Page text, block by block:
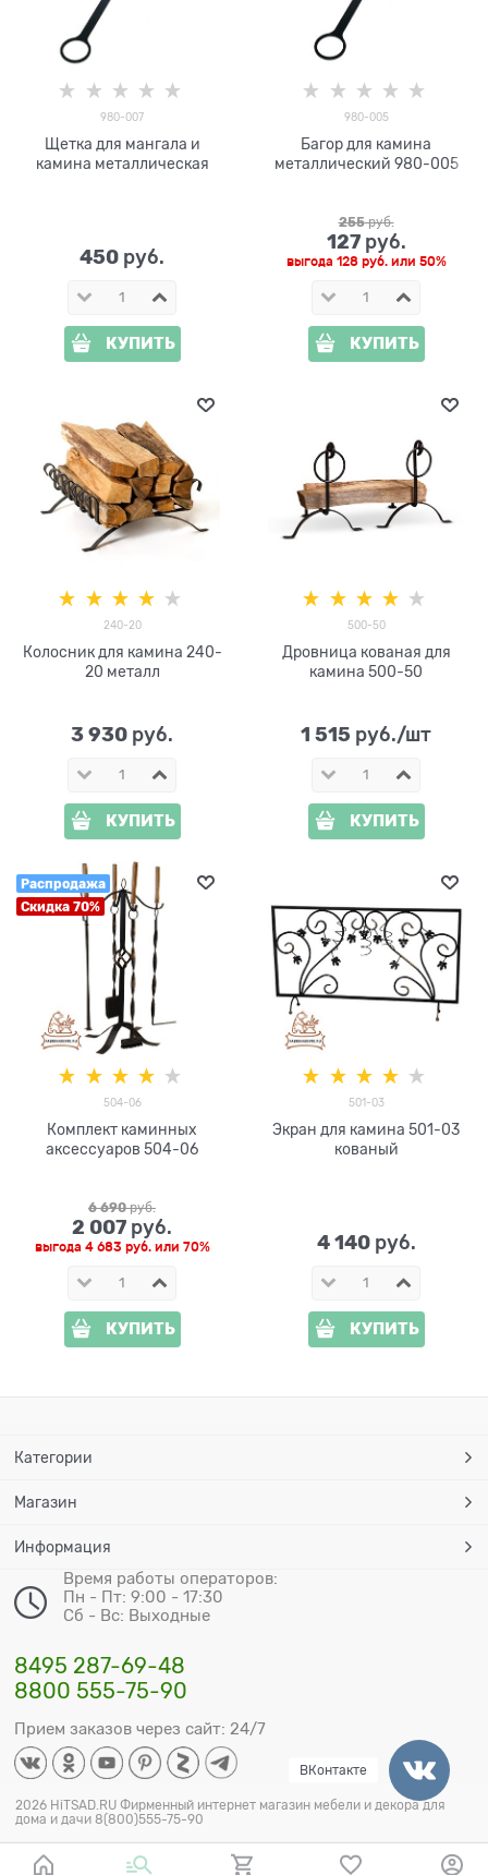
980-007
Щетка для мангала и
камина металлическая
450 руб.
КУПИТЬ
980-005
Багор для камина
металлический 980-005
255 руб.
127 руб.
выгода 128 руб.или 50%
КУПИТЬ
240-20
Колосник для камина 240-
20 металл
3 930 руб.
КУПИТЬ
500-50
Дровница кованая для
камина 500-50
1 515 руб./шт
КУПИТЬ
Распродажа
Скидка 70%
504-06
Комплект каминных
аксессуаров 504-06
6 690 руб.
2 007 руб.
выгода 4 683 руб.или 70%
КУПИТЬ
501-03
Экран для камина 501-03
кованый
4 140 руб.
КУПИТЬ
Категории
Магазин
Информация
Время работы операторов:
Пн - Пт: 9:00 - 17:30
Сб - Вс: Выходные
8495 287-69-48
8800 555-75-90
Прием заказов через сайт: 24/7
2026 HiTSAD.RU Фирменный интернет магазин мебели и декора для
дома и дачи 8(800)555-75-90
ВКонтакте